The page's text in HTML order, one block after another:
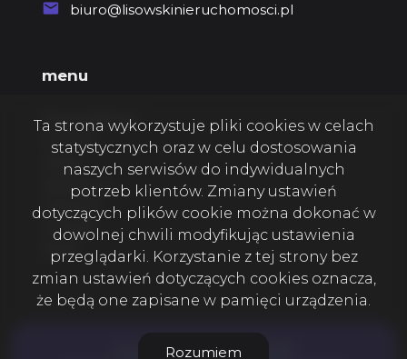
biuro@lisowskinieruchomosci.pl
menu
Strona główna
O firmie
Oferty
Zgłoszenia
Ulubione
Kontakt
Rodo
Lisowski nieruchomości © 2026
Ta strona wykorzystuje pliki cookies w celach
statystycznych oraz w celu dostosowania
naszych serwisów do indywidualnych
potrzeb klientów. Zmiany ustawień
dotyczących plików cookie można dokonać w
dowolnej chwili modyfikując ustawienia
przeglądarki. Korzystanie z tej strony bez
zmian ustawień dotyczących cookies oznacza,
że będą one zapisane w pamięci urządzenia.
Rozumiem